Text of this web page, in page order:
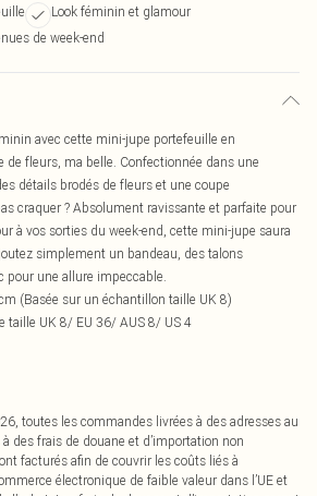
Look féminin et glamour
de week-end
avec cette mini-jupe portefeuille en
de fleurs, ma belle. Confectionnée dans une
détails brodés de fleurs et une coupe
craquer ? Absolument ravissante et parfaite pour
à vos sorties du week-end, cette mini-jupe saura
simplement un bandeau, des talons
une allure impeccable.
(Basée sur un échantillon taille UK 8)
taille UK 8/ EU 36/ AUS 8/ US 4
toutes les commandes livrées à des adresses au
des frais de douane et d’importation non
facturés afin de couvrir les coûts liés à
électronique de faible valeur dans l’UE et